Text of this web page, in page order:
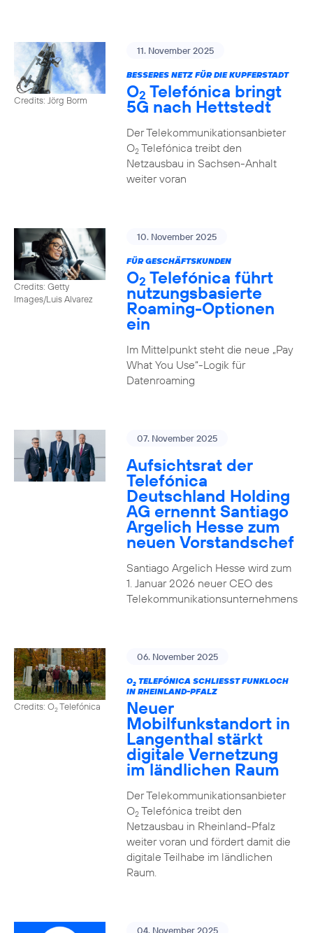
Credits: Jörg Borm
11. November 2025
BESSERES NETZ FÜR DIE KUPFERSTADT
O2 Telefónica bringt
5G nach Hettstedt
Der Telekommunikationsanbieter
O2Telefónica treibt den
Netzausbau in Sachsen-Anhalt
weiter voran
Credits: Getty
Images/Luis Alvarez
10. November 2025
FÜR GESCHÄFTSKUNDEN
O2 Telefónica führt
nutzungs­basierte
Roaming-Optionen
ein
Im Mittelpunkt steht die neue „Pay
What You Use“-Logik für
Datenroaming
07. November 2025
Aufsichtsrat der
Telefónica
Deutschland Holding
AG ernennt Santiago
Argelich Hesse zum
neuen Vorstandschef
Santiago Argelich Hesse wird zum
1. Januar 2026 neuer CEO des
Telekommunikationsunternehmens
Credits: O2Telefónica
06. November 2025
O2TELEFÓNICA SCHLIESST FUNKLOCH I
N RHEINLAND-PFALZ
Neuer
Mobilfunkstandort in
Langenthal stärkt
digitale Vernetzung
im ländlichen Raum
Der Telekommunikationsanbieter
O2Telefónica treibt den
Netzausbau in Rheinland-Pfalz
weiter voran und fördert damit die
digitale Teilhabe im ländlichen
Raum.
04. November 2025